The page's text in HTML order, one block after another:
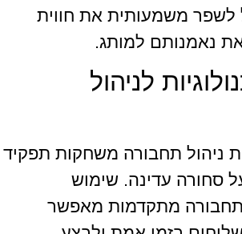
לשפר משמעותית את חווית
נאמנותם למותג.
לניהול
ניהול תחבורה משחקות תפקיד
סחורה עדינה. שימוש
תחבורה מתקדמות מאפשר